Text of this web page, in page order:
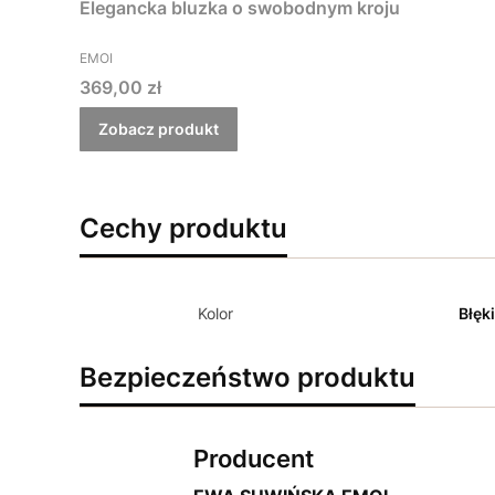
Elegancka bluzka o swobodnym kroju
PRODUCENT
EMOI
Cena
369,00 zł
Zobacz produkt
Cechy produktu
Kolor
Bezpieczeństwo produktu
Producent